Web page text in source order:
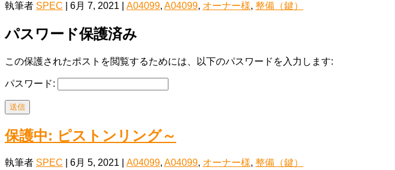
執筆者 SPEC 6月 7, 2021 A04099, A04099, オーナー様, 整備（鍵）
パスワード保護済み
この保護されたポストを閲覧するためには、以下のパスワードを入力します:
パスワード:
送信
保護中: ピストンリング～
執筆者 SPEC 6月 5, 2021 A04099, A04099, オーナー様, 整備（鍵）